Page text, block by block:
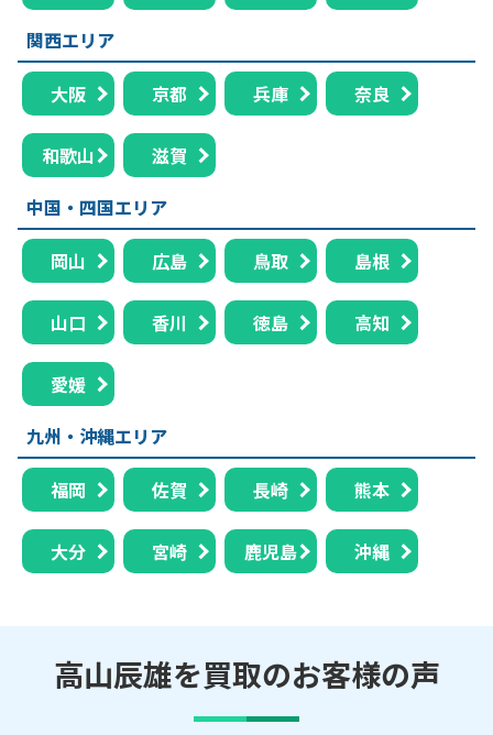
関西エリア
大阪 京都 兵庫 奈良
和歌山
滋賀
中国・四国エリア
岡山 広島 鳥取 島根
山口 香川 徳島 高知
愛媛
九州・沖縄エリア
福岡 佐賀 長崎 熊本
大分 宮崎 鹿児島 沖縄
高山辰雄を買取のお客様の声